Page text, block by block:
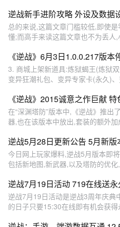
逆战新手进阶攻略 外设及数据
总的来说,这篇文章门槛较低,即使
懂;而高手来读这篇文章也不为丢人
《逆战》6月3日1.0.0.217版本
3. 商城上架新道具:炼狱蝎王(炼狱
变异狂潮礼包、变异专家卡(永久)
《逆战》2015诚意之作巨献 特
在“深渊塔防”版本中,《逆战》推出
器,也在该版本中放出,套装的额外
逆战5月28日更新公告 5月新版
今日网上玩家爆料,逆战5月版本即
包括新地图,新武器,以及塔防的优
逆战7月19日活动 719在线送
逆战7月19日活动是逆战3周年庆典
的日子只要15:30在线即有机会获